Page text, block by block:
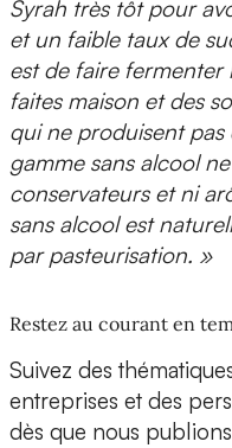
Syrah très tôt pour
et un faible taux de
est de faire fermenter
faites maison et des
qui ne produisent pas
gamme sans alcool
conservateurs et ni
sans alcool est
par pasteurisation. »
Restez au courant en
Suivez des
entreprises et des
dès que nous